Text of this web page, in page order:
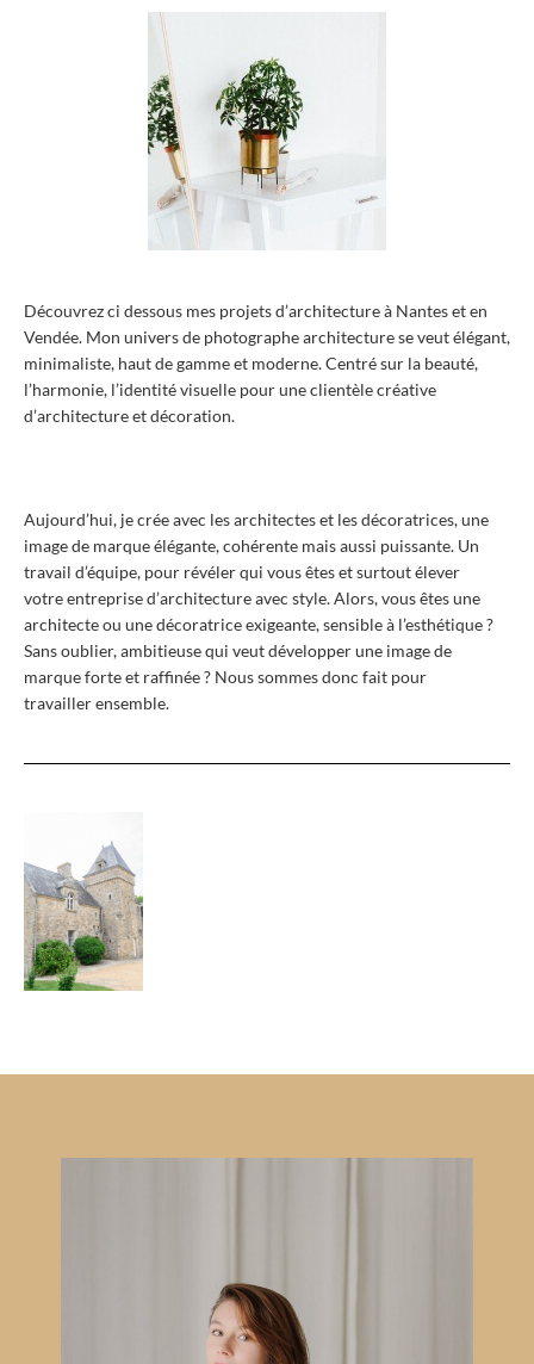
Découvrez ci dessous mes projets d’architecture à Nantes et en
Vendée. Mon univers de photographe architecture se veut élégant,
minimaliste, haut de gamme et moderne.Centré sur la beauté,
l’harmonie, l’identité visuelle pour une clientèle créative
d’architecture et décoration.
Aujourd’hui, je crée avec les architectes et les décoratrices, une
image de marque élégante, cohérente mais aussi puissante. Un
travail d’équipe, pour révéler qui vous êtes et surtout élever
votre entreprise d’architecture avec style. Alors, vous êtes une
architecte ou une décoratrice exigeante, sensible à l’esthétique ?
Sans oublier,ambitieuse qui veut développer une image de
marque forte et raffinée ? Nous sommes donc fait pour
travailler ensemble.